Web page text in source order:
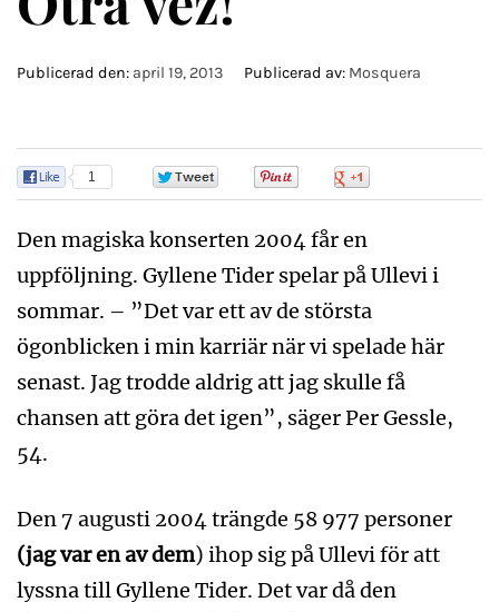
Publicerad den: april 19, 2013 Publicerad av: Mosquera
1
Den magiska konserten 2004 får en
uppföljning. Gyllene Tider spelar på Ullevi i
sommar. – ”Det var ett av de största
ögonblicken i min karriär när vi spelade här
senast. Jag trodde aldrig att jag skulle få
chansen att göra det igen”, säger Per Gessle,
54.
Den 7 augusti 2004 trängde 58 977 personer
(jag var en av dem) ihop sig på Ullevi för att
lyssna till Gyllene Tider. Det var då den